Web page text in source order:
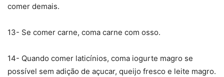
comer demais.
13- Se comer carne, coma carne com osso.
14- Quando comer laticínios, coma iogurte magro se
possível sem adição de açucar, queijo fresco e leite magro.